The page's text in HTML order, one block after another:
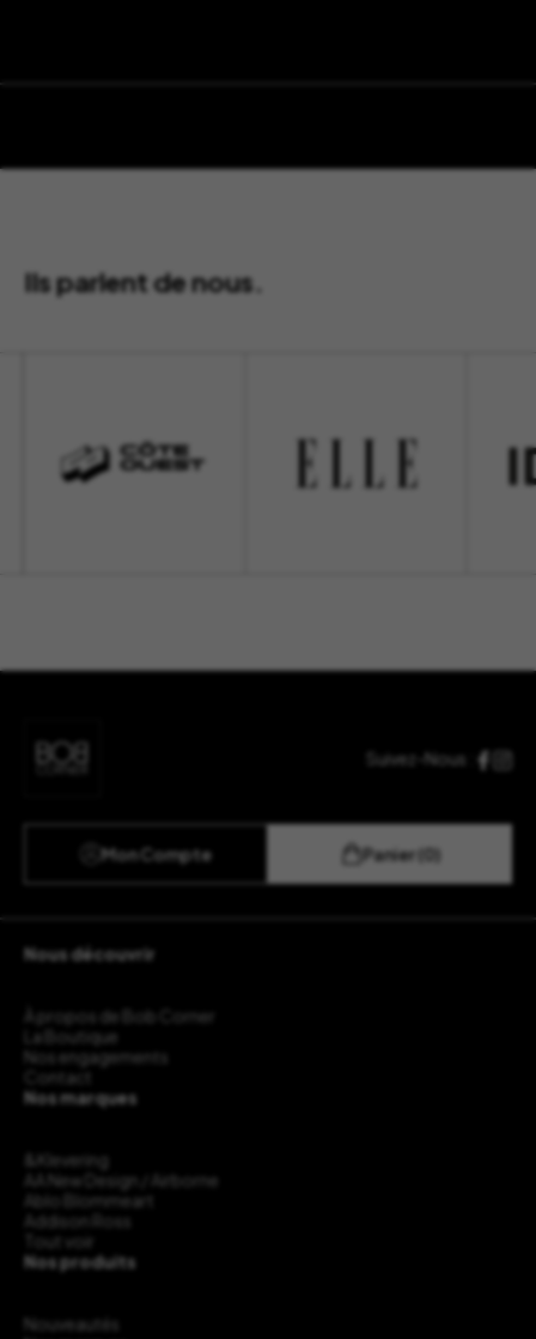
Ils parlent de nous.
Suivez-Nous :
Mon Compte Panier (0)
Nous découvrir
À propos de Bob Corner
La Boutique
Nos engagements
Contact
Nos marques
&Klevering
AA New Design / Airborne
Ablo Blommeart
Addison Ross
Tout voir
Nos produits
Nouveautés